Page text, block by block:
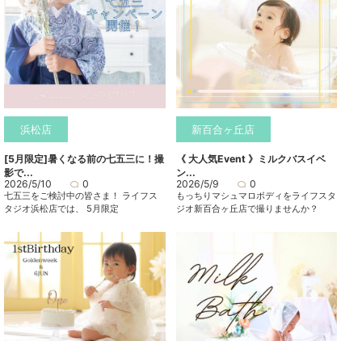
浜松店
[5月限定]暑くなる前の七五三に！撮
影で...
2026/5/10
0
七五三をご検討中の皆さま！ ライフス
タジオ浜松店では、 5月限定
新百合ヶ丘店
《 大人気Event 》ミルクバスイベ
ン...
2026/5/9
0
もっちりマシュマロボディをライフスタ
ジオ新百合ヶ丘店で撮りませんか？